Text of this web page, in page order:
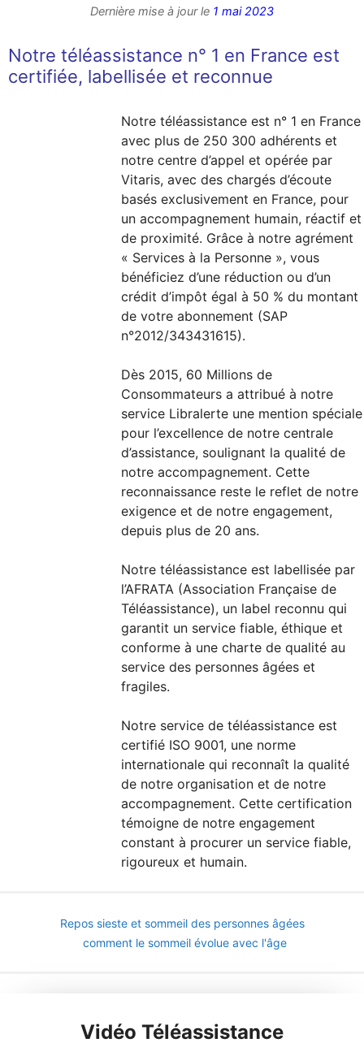
Dernière mise à jour le 1 mai 2023
Notre téléassistance n° 1 en France est
certifiée, labellisée et reconnue
Notre téléassistance est n° 1 en France
avec plus de 250 300 adhérents et
notre centre d’appel et opérée par
Vitaris, avec des chargés d’écoute
basés exclusivement en France, pour
un accompagnement humain, réactif et
de proximité. Grâce à notre agrément
« Services à la Personne », vous
bénéficiez d’une réduction ou d’un
crédit d’impôt égal à 50 % du montant
de votre abonnement (SAP
n°2012/343431615).
Dès 2015, 60 Millions de
Consommateurs a attribué à notre
service Libralerte une mention spéciale
pour l’excellence de notre centrale
d’assistance, soulignant la qualité de
notre accompagnement. Cette
reconnaissance reste le reflet de notre
exigence et de notre engagement,
depuis plus de 20 ans.
Notre téléassistance est labellisée par
l’AFRATA (Association Française de
Téléassistance), un label reconnu qui
garantit un service fiable, éthique et
conforme à une charte de qualité au
service des personnes âgées et
fragiles.
Notre service de téléassistance est
certifié ISO 9001, une norme
internationale qui reconnaît la qualité
de notre organisation et de notre
accompagnement. Cette certification
témoigne de notre engagement
constant à procurer un service fiable,
rigoureux et humain.
Repos sieste et sommeil des personnes âgées
comment le sommeil évolue avec l'âge
Vidéo Téléassistance